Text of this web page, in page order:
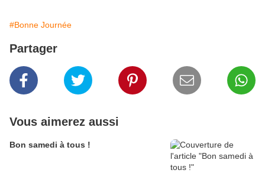
#Bonne Journée
Partager
Vous aimerez aussi
Bon samedi à tous !